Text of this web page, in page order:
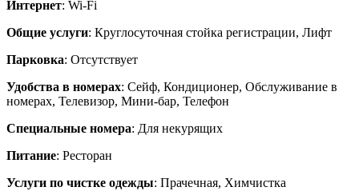
Интернет: Wi-Fi
Общие услуги: Круглосуточная стойка регистрации, Лифт
Парковка: Отсутствует
Удобства в номерах: Сейф, Кондиционер, Обслуживание в
номерах, Телевизор, Мини-бар, Телефон
Специальные номера: Для некурящих
Питание: Ресторан
Услуги по чистке одежды: Прачечная, Химчистка